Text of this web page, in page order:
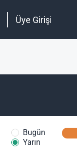
Üye Girişi
Bugün
Yarın